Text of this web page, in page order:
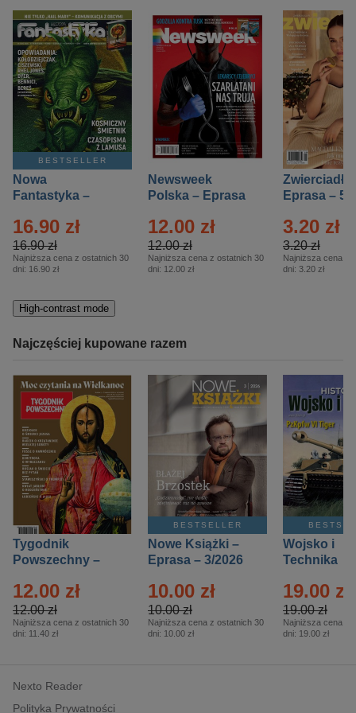
BESTSELLER
Nowa
Fantastyka –
16.90 zł
16.90 zł
Najniższa cena z ostatnich 30
dni: 16.90 zł
Newsweek
Polska – Eprasa
12.00 zł
12.00 zł
Najniższa cena z ostatnich 30
dni: 12.00 zł
Zwierciadło
Eprasa – 5/
3.20 zł
3.20 zł
Najniższa cena z
dni: 3.20 zł
High-contrast mode
Najczęściej kupowane razem
Tygodnik
Powszechny –
12.00 zł
12.00 zł
Najniższa cena z ostatnich 30
dni: 11.40 zł
BESTSELLER
Nowe Książki –
Eprasa – 3/2026
10.00 zł
10.00 zł
Najniższa cena z ostatnich 30
dni: 10.00 zł
Wojsko i
Technika
– 2/2026
19.00 zł
19.00 zł
Najniższa cena z
dni: 19.00 zł
Nexto Reader
Polityka Prywatności